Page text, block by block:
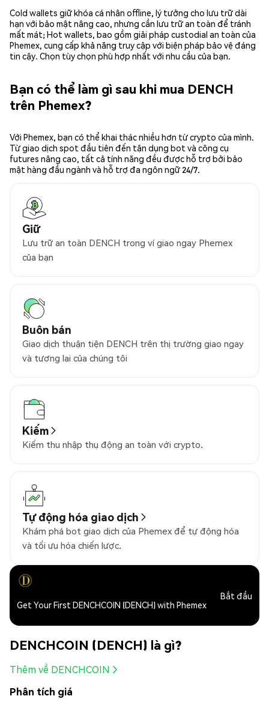
Cold wallets giữ khóa cá nhân offline, lý tưởng cho lưu trữ dài
hạn với bảo mật nâng cao, nhưng cần lưu trữ an toàn để tránh
mất mát; Hot wallets, bao gồm giải pháp custodial an toàn của
Phemex, cung cấp khả năng truy cập với biện pháp bảo vệ đáng
tin cậy. Chọn tùy chọn phù hợp nhất với nhu cầu của bạn.
Bạn có thể làm gì sau khi mua DENCH
trên Phemex?
Với Phemex, bạn có thể khai thác nhiều hơn từ crypto của mình.
Từ giao dịch spot đầu tiên đến tận dụng bot và công cụ
futures nâng cao, tất cả tính năng đều được hỗ trợ bởi bảo
mật hàng đầu ngành và hỗ trợ đa ngôn ngữ 24/7.
Giữ
Lưu trữ an toàn DENCH trong ví giao ngay Phemex
của bạn
Buôn bán
Giao dịch thuận tiện DENCH trên thị trường giao ngay
và tương lai của chúng tôi
Kiếm
Kiếm thu nhập thụ động an toàn với crypto.
Tự động hóa giao dịch
Khám phá bot giao dịch của Phemex để tự động hóa
và tối ưu hóa chiến lược.
Get Your First DENCHCOIN (DENCH) with Phemex
Bắt đầu
DENCHCOIN (DENCH) là gì?
Thêm về DENCHCOIN
Phân tích giá